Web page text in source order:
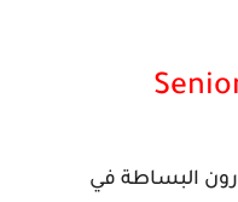
البساطة في